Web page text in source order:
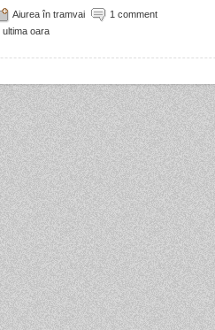
Aiurea în tramvai
1 comment
ultima oara